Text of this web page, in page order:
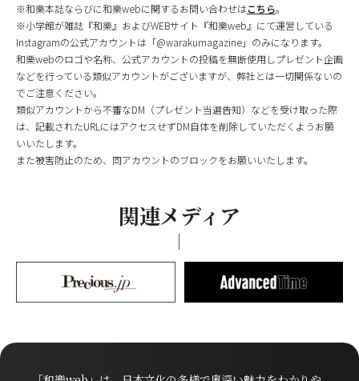
※和樂本誌ならびに和樂webに関するお問い合わせはこちら。
※小学館が雑誌『和樂』およびWEBサイト『和樂web』にて運営している
Instagramの公式アカウントは「@warakumagazine」のみになります。
和樂webのロゴや名称、公式アカウントの投稿を無断使用しプレゼント企画
などを行っている類似アカウントがございますが、弊社とは一切関係ないの
でご注意ください。
類似アカウントから不審なDM（プレゼント当選告知）などを受け取った際
は、記載されたURLにはアクセスせずDM自体を削除していただくようお願
いいたします。
また被害防止のため、同アカウントのブロックをお願いいたします。
関連メディア